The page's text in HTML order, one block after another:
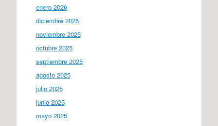
enero 2026
diciembre 2025
noviembre 2025
octubre 2025
septiembre 2025
agosto 2025
julio 2025
junio 2025
mayo 2025